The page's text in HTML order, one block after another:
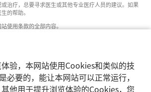
验，本网站使用Cookies和类似的技
必要的，能让本网站可以正常运行，
他用于提升浏览体验的Cookies，您
治疗，总要寻求医生或其他专业医疗人员的建议。如果
的帮助。
使用条款的全部内容。